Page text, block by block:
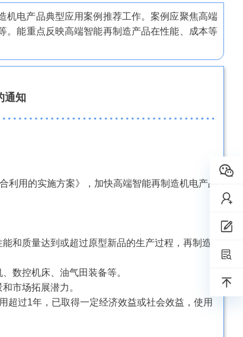
机电产品典型应用案例推荐工作。案例应聚焦高端
。能重点反映高端智能再制造产品在性能、成本等
通知
利用的实施方案》，加快高端智能再制造机电产品
和质量达到或超过原型新品的生产过程，再制造
数控机床、油气田装备等。
市场拓展潜力。
超过1年，已取得一定经济效益或社会效益，使用